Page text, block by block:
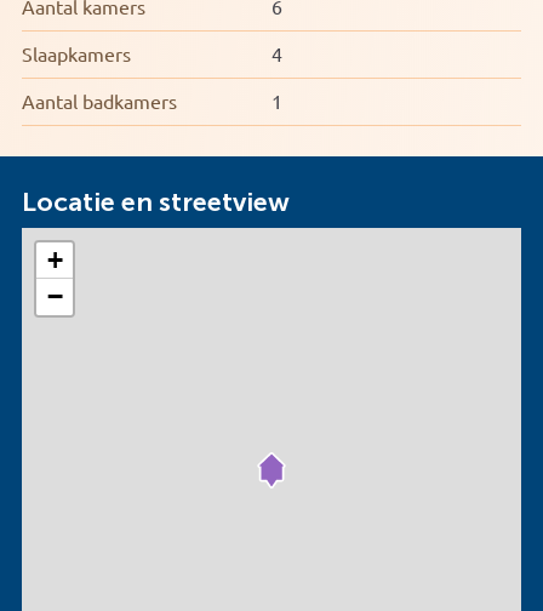
Aantal kamers 6
Slaapkamers 4
Aantal badkamers 1
Locatie en streetview
+
−